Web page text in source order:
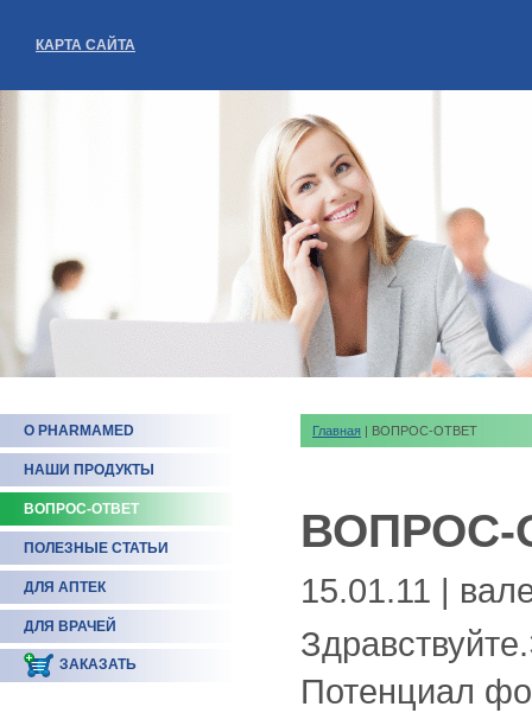
КАРТА САЙТА
О PHARMAMED
НАШИ ПРОДУКТЫ
ВОПРОС-ОТВЕТ
ПОЛЕЗНЫЕ СТАТЬИ
ДЛЯ АПТЕК
ДЛЯ ВРАЧЕЙ
ЗАКАЗАТЬ
Главная | ВОПРОС-ОТВЕТ
ВОПРОС-
15.01.11 |
Потенциал